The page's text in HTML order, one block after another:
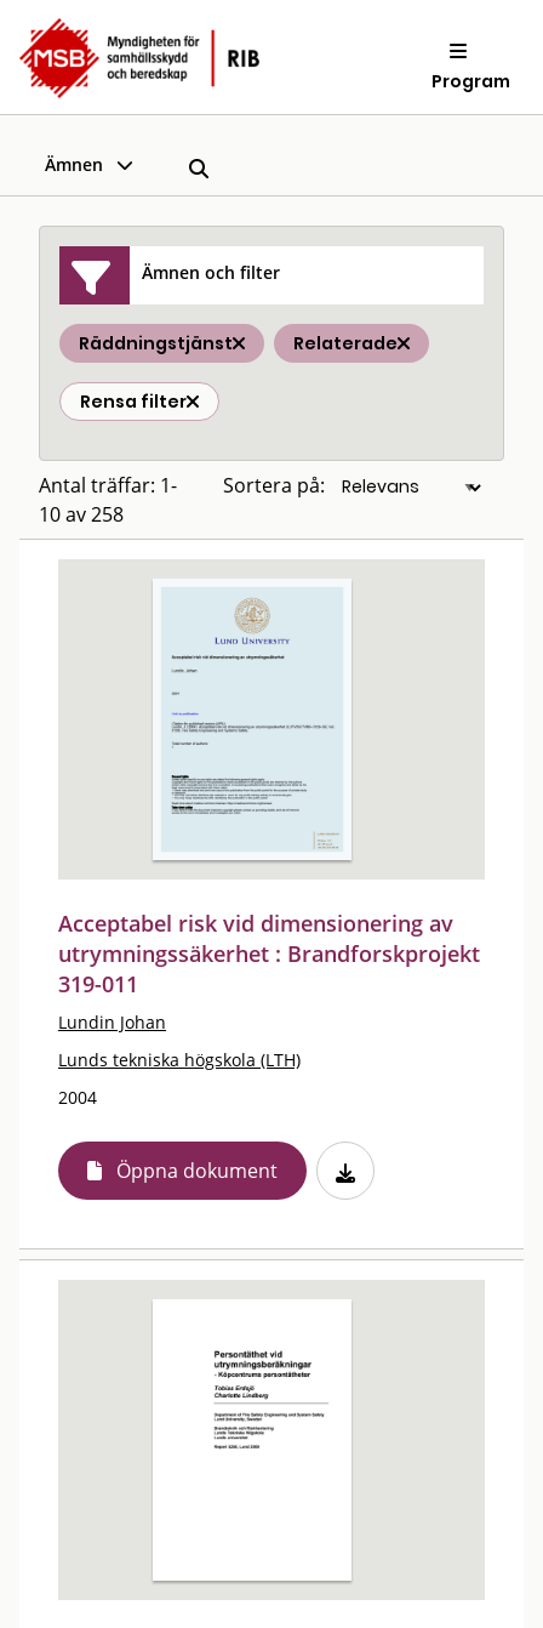
Program
Ämnen
Ämnen och filter
Räddningstjänst Relaterade
Rensa filter
Antal träffar: 1-
10 av 258
Sortera på:
Acceptabel risk vid dimensionering av
utrymningssäkerhet : Brandforskprojekt
319-011
Lundin Johan
Lunds tekniska högskola (LTH)
2004
Öppna dokument